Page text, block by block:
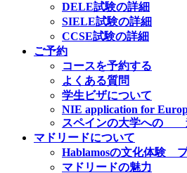
DELE試験の詳細
SIELE試験の詳細
CCSE試験の詳細
ご予約
コースを予約する
よくある質問
学生ビザについて
NIE application for
スペインの大学への
マドリードについて
Hablamosの文化体験
マドリードの魅力